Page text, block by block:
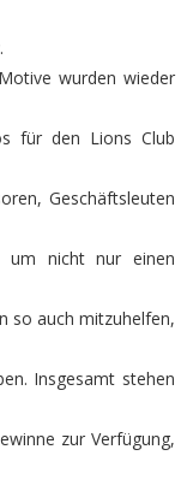
wurden wieder
für den Lions Club
Geschäftsleuten
um nicht nur einen
so auch mitzuhelfen,
Insgesamt stehen
zur Verfügung,